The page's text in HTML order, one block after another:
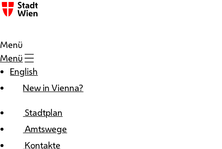
Zum Inhalt
Menü
Menü
English
New in Vienna?
Stadtplan
Amtswege
Kontakte